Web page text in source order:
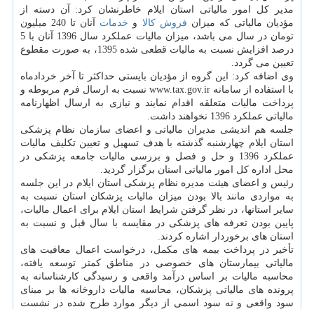
مدیر كل امور مالیاتی استان ایلام خاطرنشان كرد: آن دسته از
مؤدیان مالیاتی كه میزان فروش كالا و خدمات
آنان تا 240 میلیون
تومان در سال می باشد، میزان مالیات عملكرد سال 1396 آنان با 5
درصد افزایش نسبت به مالیات قطعی شده 1395، به صورت مقطوع
تعیین می گردد.
وی اضافه كرد: این گروه از مؤدیان بایستی حداكثر تا آخر خردادماه
با استفاده از سامانه www.tax.gov.ir نسبت به ارسال فرم مربوطه و
پرداخت مالیات متعلقه اقدام نمایند و نیازی به ارسال اظهارنامه
مالیاتی عملكرد 1396 نخواهند داشت.
جلسه هم اندیشی مدیران مالیاتی و اعضای سازمان نظام پزشكی
استان ایلام چهارشنبه گذشته با هدف تسهیل و تعیین تكلیف مالیات
عملكرد 1396 و حل و فصل و بررسی مالیات جامعه پزشكی در
محل اداره كل امور مالیاتی استان برگزار گردید.
رئیس و اعضای هیئت مدیره نظام پزشكی استان ایلام در این جلسه
به مواردی مانند بالا بودن میزان مالیات پزشكان استان نسبت به
سایر استانها، در نظر گرفتن شرایط استان ایلام برای اعمال مالیات،
پایین بودن تعرفه های پزشكی در مقایسه با سال قبل و نسبت به
استان های برخوردار اشاره كردند.
تأخیر در پرداخت بیمه های مكمل، درخواست اعمال معافیت های
مالیاتی بیمارستان های خصوصی در مناطق كمتر توسعه یافته،
محاسبه مالیات بر اساس درآمد واقعی و رسیدگی كارشناسانه به
پرونده های مالیاتی پزشكان، محاسبه مالیات داروخانه ها بر مبنای
سود واقعی و نه سود اسمی از دیگر موارد طرح شده در نشست